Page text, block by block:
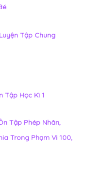
Tập Chung
Tập Học Kì 1
Tập Phép Nhân,
Trong Phạm Vi 100,